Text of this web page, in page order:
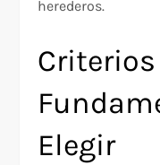
herederos.
Criterios
Elegir